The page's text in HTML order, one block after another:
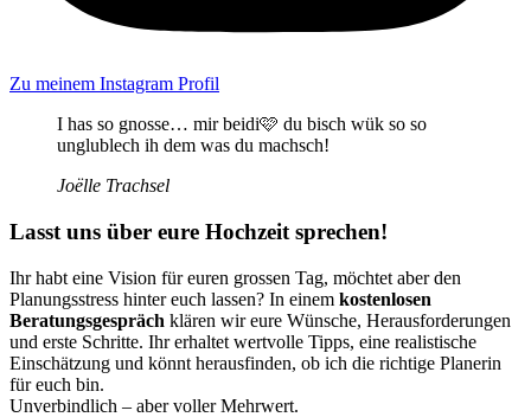
Zu meinem Instagram Profil
I has so gnosse… mir beidi🩷 du bisch wük so so
unglublech ih dem was du machsch!
Joëlle Trachsel
Lasst uns über eure Hochzeit sprechen!
Ihr habt eine Vision für euren grossen Tag, möchtet aber den
Planungsstress hinter euch lassen? In einem kostenlosen
Beratungsgespräch klären wir eure Wünsche, Herausforderungen
und erste Schritte. Ihr erhaltet wertvolle Tipps, eine realistische
Einschätzung und könnt herausfinden, ob ich die richtige Planerin
für euch bin.
Unverbindlich – aber voller Mehrwert.